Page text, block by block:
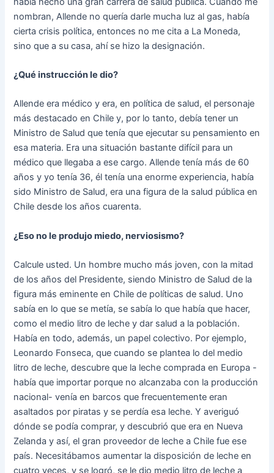
nombran, Allende no quería darle mucha luz al gas, había
cierta crisis política, entonces no me cita a La Moneda,
sino que a su casa, ahí se hizo la designación.
¿Qué instrucción le dio?
Allende era médico y era, en política de salud, el personaje
más destacado en Chile y, por lo tanto, debía tener un
Ministro de Salud que tenía que ejecutar su pensamiento en
esa materia. Era una situación bastante difícil para un
médico que llegaba a ese cargo. Allende tenía más de 60
años y yo tenía 36, él tenía una enorme experiencia, había
sido Ministro de Salud, era una figura de la salud pública en
Chile desde los años cuarenta.
¿Eso no le produjo miedo, nerviosismo?
Calcule usted. Un hombre mucho más joven, con la mitad
de los años del Presidente, siendo Ministro de Salud de la
figura más eminente en Chile de políticas de salud. Uno
sabía en lo que se metía, se sabía lo que había que hacer,
como el medio litro de leche y dar salud a la población.
Había en todo, además, un papel colectivo. Por ejemplo,
Leonardo Fonseca, que cuando se plantea lo del medio
litro de leche, descubre que la leche comprada en Europa -
había que importar porque no alcanzaba con la producción
nacional- venía en barcos que frecuentemente eran
asaltados por piratas y se perdía esa leche. Y averiguó
dónde se podía comprar, y descubrió que era en Nueva
Zelanda y así, el gran proveedor de leche a Chile fue ese
país. Necesitábamos aumentar la disposición de leche en
cuatro veces, y se logró, se le dio medio litro de leche a